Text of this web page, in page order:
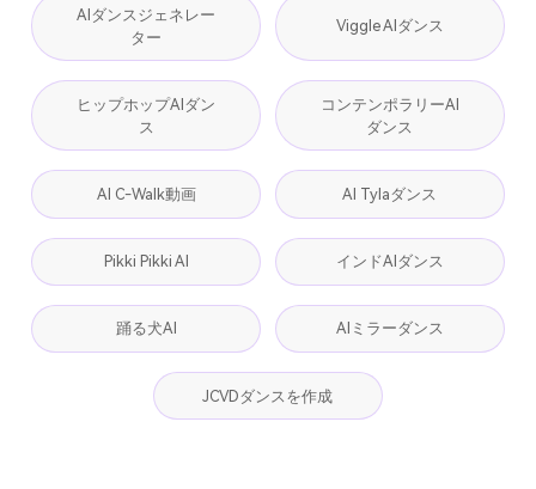
AIダンスジェネレー
ター
Viggle AIダンス
ヒップホップAIダン
ス
コンテンポラリーAI
ダンス
AI C-Walk動画 AI Tylaダンス
Pikki Pikki AI インドAIダンス
踊る犬AI AIミラーダンス
JCVDダンスを作成